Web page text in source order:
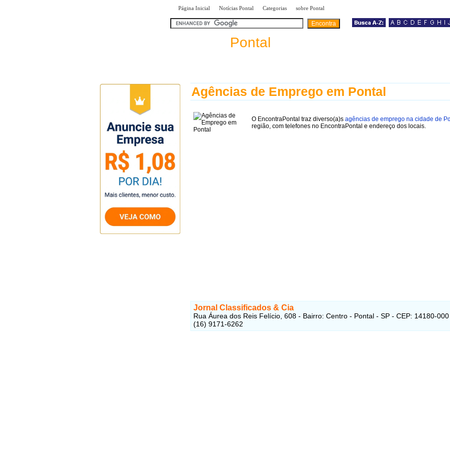
Página Inicial Notícias Pontal Categorias sobre Pontal
Pontal
Agências de Emprego em Pontal
O EncontraPontal traz diverso(a)s agências de emprego na cidade de
região, com telefones no EncontraPontal e endereço dos locais.
Jornal Classificados & Cia
Rua Áurea dos Reis Felício, 608 - Bairro: Centro - Pontal - SP - CEP: 14180-000
(16) 9171-6262